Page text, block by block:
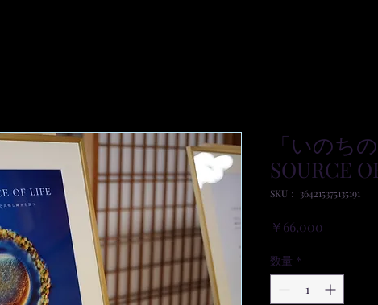
「いのち
SOURCE
SKU： 364215375135191
￥66,000
数量 *